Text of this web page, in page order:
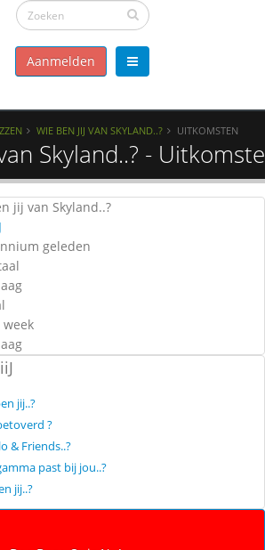
Aanmelden
WIE BEN JIJ VAN SKYLAND..? UITKOMSTEN
Skyland..? -
jij van Skyland..?
geleden
week
jij..?
?
& Friends..?
past bij jou..?
jij..?